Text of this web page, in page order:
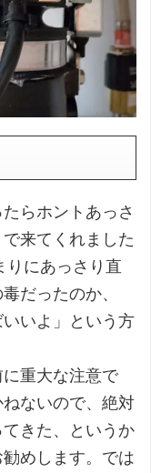
らホントあっさ
来てくれました
りにあっさり直
だったのか、
いいよ」という方
重大な注意で
ないので、絶対
きた、というか
めします。では